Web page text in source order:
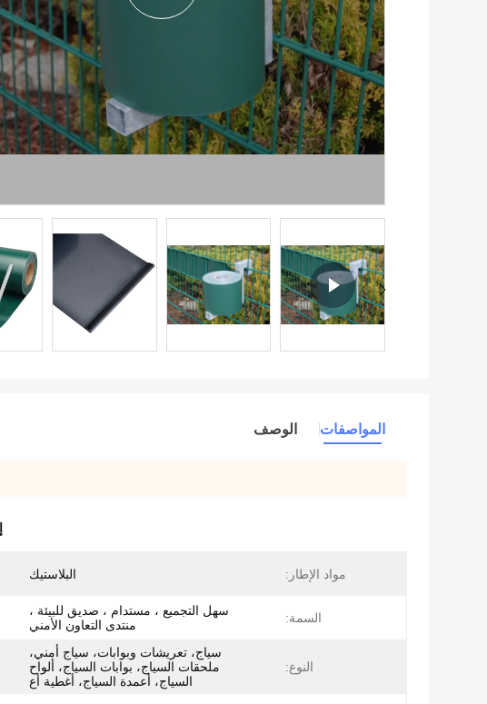
المواصفات الوصف
مواد الإطار: البلاستيك
السمة:
سهل التجميع ، مستدام ، صديق للبيئة ،
منتدى التعاون الأمني
النوع:
سياج، تعريشات وبوابات، سياج أمني،
ملحقات السياج، بوابات السياج، ألواح
السياج، أعمدة السياج، أغطية أع